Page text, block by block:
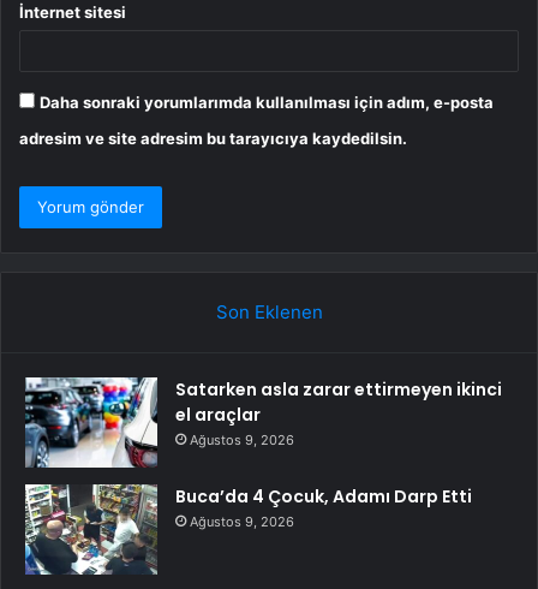
İnternet sitesi
Daha sonraki yorumlarımda kullanılması için adım, e-posta
adresim ve site adresim bu tarayıcıya kaydedilsin.
Son Eklenen
Satarken asla zarar ettirmeyen ikinci
el araçlar
Ağustos 9, 2026
Buca’da 4 Çocuk, Adamı Darp Etti
Ağustos 9, 2026